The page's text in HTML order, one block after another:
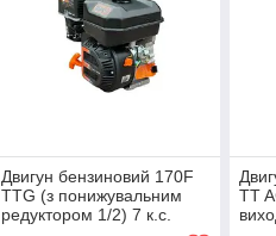
Двигун бензиновий 170F
TTG (з понижувальним
редуктором 1/2) 7 к.с.
TT